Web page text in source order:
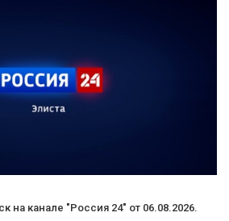
на канале "Россия 24" от 06.08.2026.